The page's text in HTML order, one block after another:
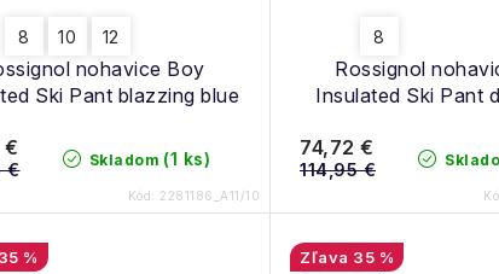
nohavice Boy
Ski Pant blazzing blue
8 10 12
Skladom (1 ks)
€
€
Kód: 2281186_A11/10
Rossignol
Insulated Ski Pant
8
74,72 €
114,95 €
35 %
35 %